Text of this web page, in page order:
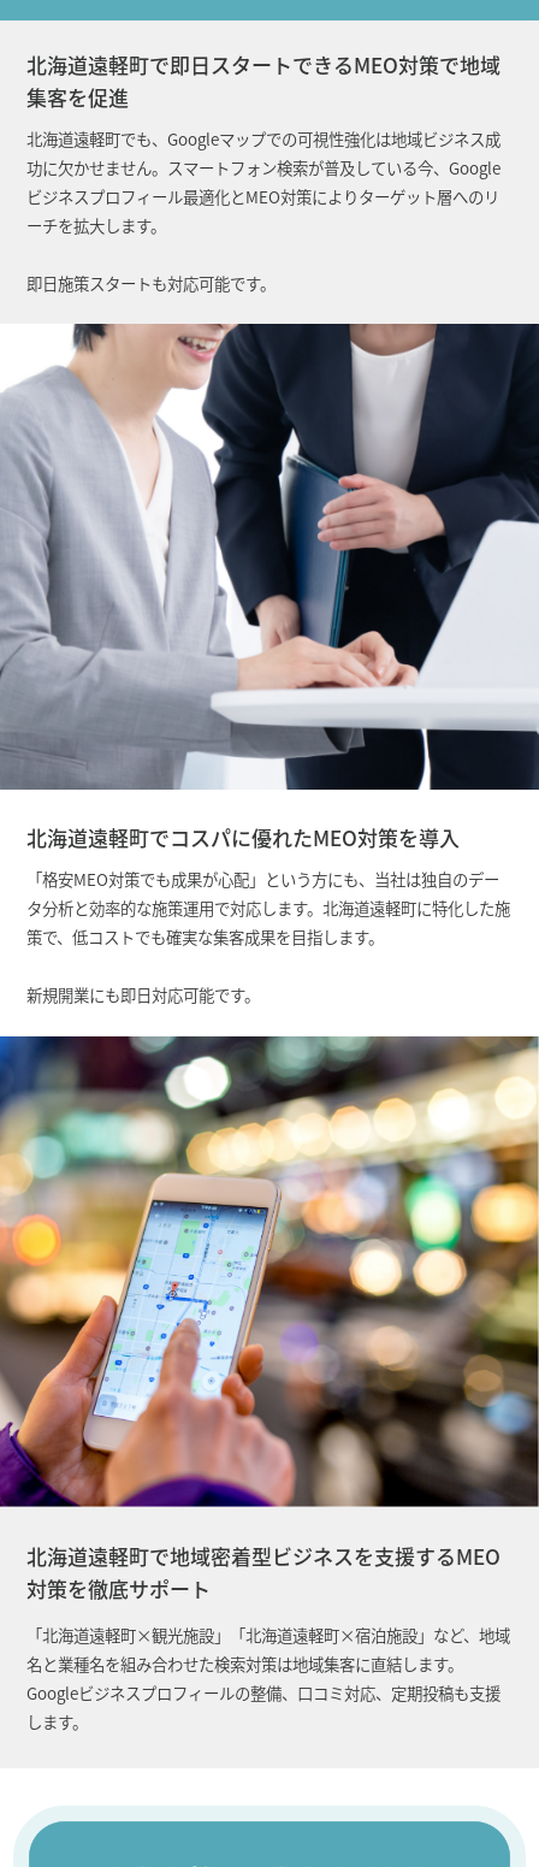
北海道遠軽町で即日スタートできるMEO対策で地域
集客を促進
北海道遠軽町でも、Googleマップでの可視性強化は地域ビジネス成
功に欠かせません。スマートフォン検索が普及している今、Google
ビジネスプロフィール最適化とMEO対策によりターゲット層へのリ
ーチを拡大します。
即日施策スタートも対応可能です。
北海道遠軽町でコスパに優れたMEO対策を導入
「格安MEO対策でも成果が心配」という方にも、当社は独自のデー
タ分析と効率的な施策運用で対応します。北海道遠軽町に特化した施
策で、低コストでも確実な集客成果を目指します。
新規開業にも即日対応可能です。
北海道遠軽町で地域密着型ビジネスを支援するMEO
対策を徹底サポート
「北海道遠軽町×観光施設」「北海道遠軽町×宿泊施設」など、地域
名と業種名を組み合わせた検索対策は地域集客に直結します。
Googleビジネスプロフィールの整備、口コミ対応、定期投稿も支援
します。